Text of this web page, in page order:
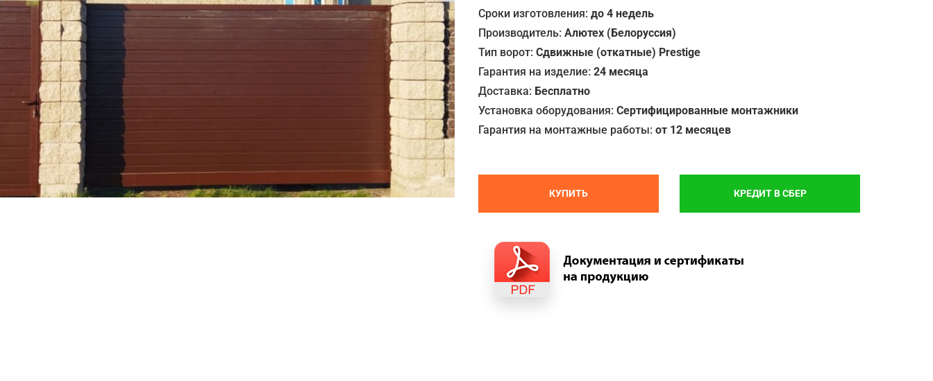
Сроки изготовления:до 4 недель
Производитель:Алютех (Белоруссия)
Тип ворот:Сдвижные (откатные) Prestige
Гарантия на изделие:24 месяца
Доставка: Бесплатно
Установка оборудования:Сертифицированные монтажники
Гарантия на монтажные работы:от 12 месяцев
КУПИТЬ КРЕДИТ В СБЕР